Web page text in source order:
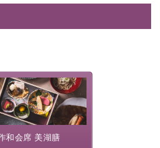
「早割プラン」をご用意してお
々が旅をより特別なものにして
癒しのひとときをお過ごしくだ
組み】----------
和会席 美湖膳
は諏訪の地で特別を
為に料理長・神原 裕
出した創作和会席で
い諏訪湖の幸...